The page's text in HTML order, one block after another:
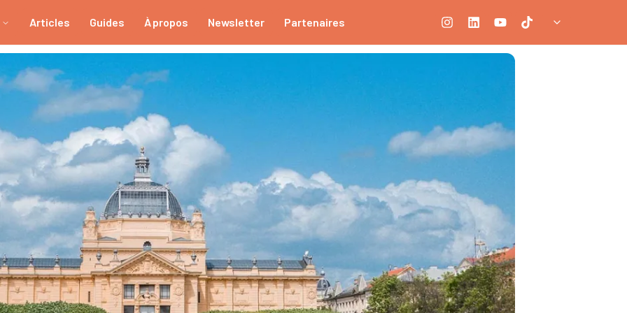
Articles Guides À propos Newsletter Partenaires